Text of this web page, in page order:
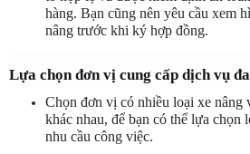
hàng. Bạn cũng nên yêu cầu xem
nâng trước khi ký hợp đồng.
Lựa chọn đơn vị cung cấp dịch vụ
Chọn đơn vị có nhiều loại xe
khác nhau, để bạn có thể lựa chọn
nhu cầu công việc.